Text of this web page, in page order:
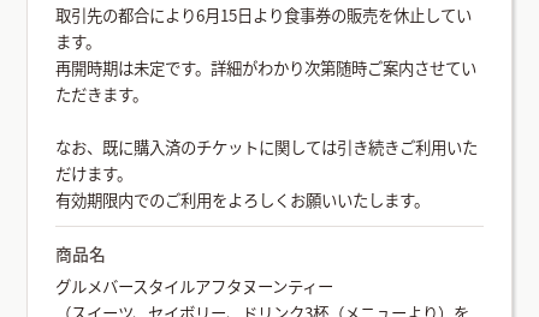
取引先の都合により6月15日より食事券の販売を休止してい
ます。
再開時期は未定です。詳細がわかり次第随時ご案内させてい
ただきます。
なお、既に購入済のチケットに関しては引き続きご利用いた
だけます。
有効期限内でのご利用をよろしくお願いいたします。
商品名
グルメバースタイルアフタヌーンティー
（スイーツ、セイボリー、ドリンク3杯（メニューより）を